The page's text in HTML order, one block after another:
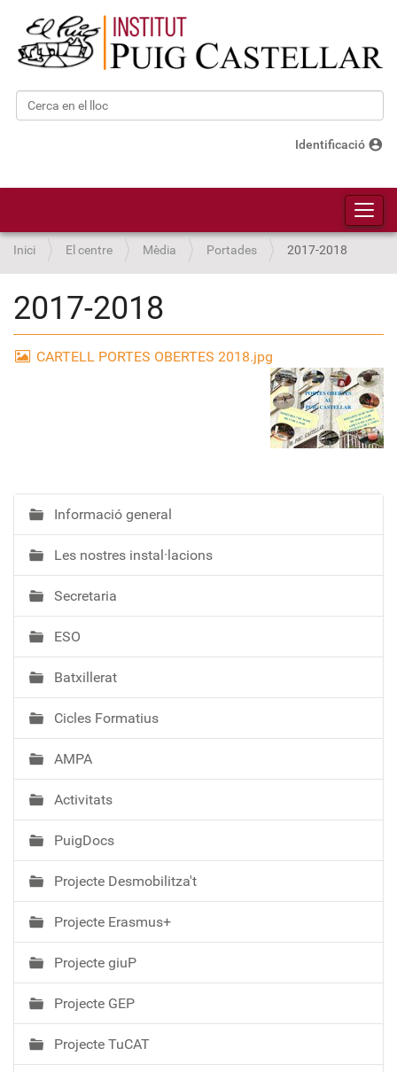
Cerca
Identificació account_circle
Inici El centre Mèdia Portades 2017-2018
2017-2018
CARTELL PORTES OBERTES 2018.jpg
N
a
v
e
g
a
c
ó
Informació general
Les nostres instal·lacions
Secretaria
ESO
Batxillerat
Cicles Formatius
AMPA
Activitats
PuigDocs
Projecte Desmobilitza't
Projecte Erasmus+
Projecte giuP
Projecte GEP
Projecte TuCAT